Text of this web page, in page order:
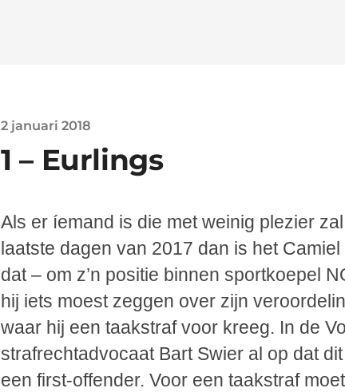
2 januari 2018
1 – Eurlings
Als er íemand is die met weinig plezier
laatste dagen van 2017 dan is het
dat – om z’n positie binnen sportkoepel
hij iets moest zeggen over zijn
waar hij een taakstraf voor kreeg. In de
strafrechtadvocaat Bart Swier al op dat
een first-offender. Voor een taakstraf